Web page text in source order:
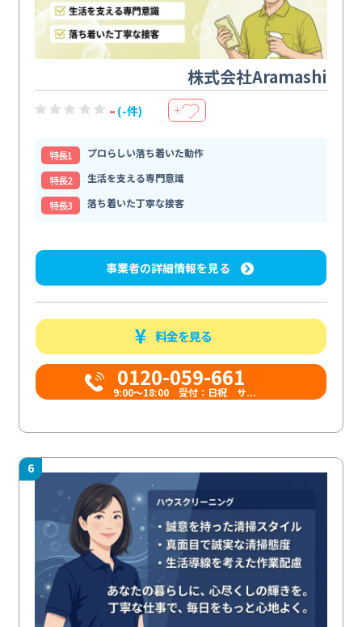
株式会社Aramashi
- (-件) ＋
特⻑1
プロらしい落ち着いた動作
特⻑2
生活を支える専門意識
特⻑3
落ち着いた丁寧な接客
事業者の詳細情報を見る
料金を見る
0120-059-661
9:00〜18:00 受付：日祝 サ...
6